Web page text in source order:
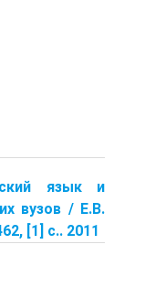
язык и
вузов / Е.В.
[1] с.. 2011